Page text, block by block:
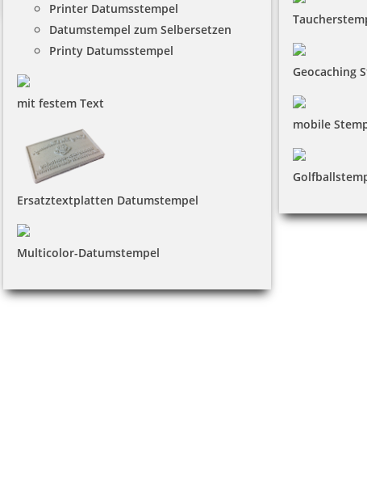
Printer Datumsstempel
Datumstempel zum Selbersetzen
Printy Datumsstempel
mit festem Text
Ersatztextplatten Datumstempel
Multicolor-Datumstempel
Geocaching
mobile